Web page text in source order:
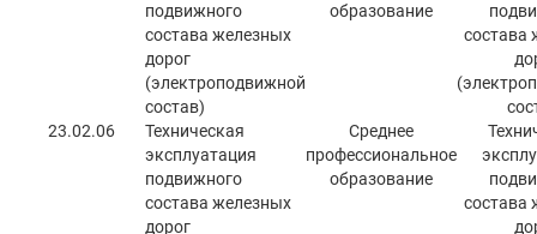
подвижного
состава железных
дорог
(электроподвижной
состав)
образование
состава
23.02.06
Техническая
эксплуатация
подвижного
состава железных
дорог
Среднее
профессиональное
образование
состава